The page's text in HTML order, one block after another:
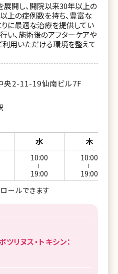
開し、開院以来30年以上の
上の症例数を持ち、豊富な
に最適な治療を提供してい
い、施術後のアフターケアや
利用いただける環境を整えて
央2-11-19仙南ビル7F
水 木
10:00
19:00
10:00
19:00
ールできます
リヌス・トキシン：